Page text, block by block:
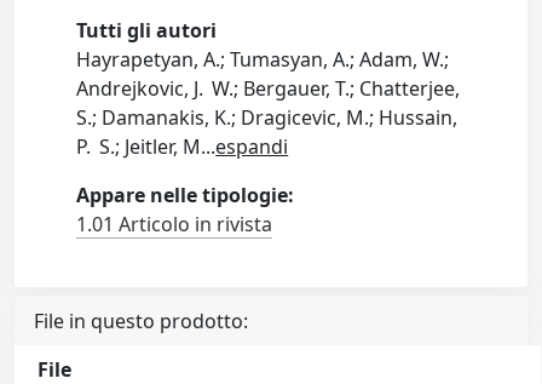
Tutti gli autori
Hayrapetyan, A.; Tumasyan, A.; Adam, W.;
Andrejkovic, J. W.; Bergauer, T.; Chatterjee,
S.; Damanakis, K.; Dragicevic, M.; Hussain,
P. S.; Jeitler, M...espandi
Appare nelle tipologie:
1.01 Articolo in rivista
File in questo prodotto:
File